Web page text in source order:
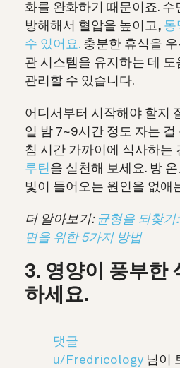
화를 완화하기 때문이죠. 수
방해해서 혈압을 높이고, 동
수 있어요. 충분한 휴식을
관 시스템을 유지하는 데 도
관리할 수 있습니다.
어디서부터 시작해야 할지
일 밤 7~9시간 정도 자는 걸
침 시간 가까이에 식사하는
루틴을 실천해 보세요. 방
빛이 들어오는 원인을 없애
더 알아보기: 균형을 되찾기
면을 위한 5가지 방법
3. 영양이 풍부한
하세요.
댓글
u/Fredricology 님이